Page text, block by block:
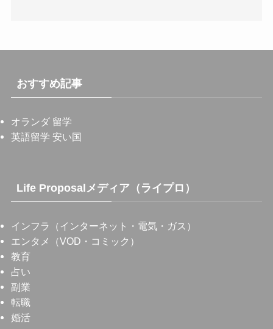
おすすめ記事
オランダ 留学
英語留学 安い国
Life Proposalメディア（ライプロ）
インフラ（インターネット・電気・ガス）
エンタメ（VOD・コミック）
教育
占い
副業
転職
婚活